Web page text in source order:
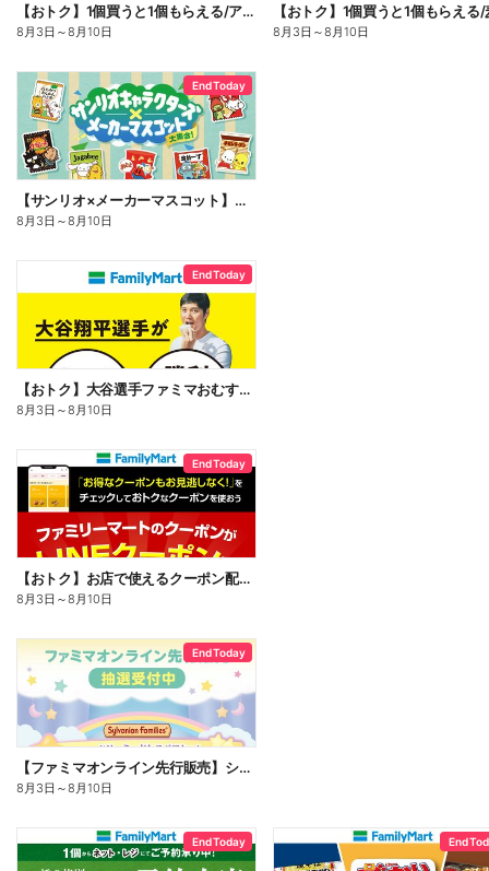
【おトク】1個買うと1個もらえる/アイス
8月3日 ～8月10日
【おトク】1個買うと1個もらえる
8月3日 ～8月10日
End Today
【サンリオ×メーカーマスコット】オリジナルグッズ貰える!
8月3日 ～8月10日
End Today
【おトク】大谷選手ファミマおむすび割
8月3日 ～8月10日
End Today
【おトク】お店で使えるクーポン配信中
8月3日 ～8月10日
End Today
【ファミマオンライン先行販売】シルバニアファミリー
8月3日 ～8月10日
End Today End